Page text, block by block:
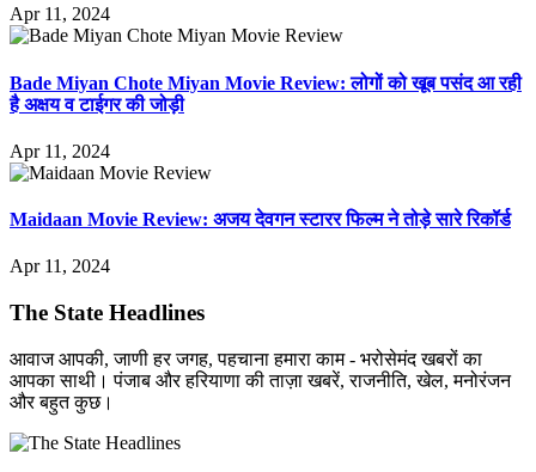
Apr 11, 2024
Bade Miyan Chote Miyan Movie Review: लोगों को खूब पसंद आ रही
है अक्षय व टाईगर की जोड़ी
Apr 11, 2024
Maidaan Movie Review: अजय देवगन स्टारर फिल्म ने तोड़े सारे रिकॉर्ड
Apr 11, 2024
The State Headlines
आवाज आपकी, जाणी हर जगह, पहचाना हमारा काम - भरोसेमंद खबरों का
आपका साथी। पंजाब और हरियाणा की ताज़ा खबरें, राजनीति, खेल, मनोरंजन
और बहुत कुछ।